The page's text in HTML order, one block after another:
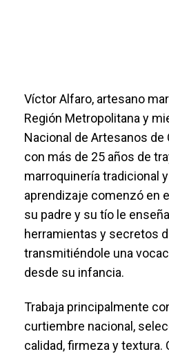
Víctor Alfaro, artesano
Región Metropolitana y
Nacional de Artesanos de
con más de 25 años de
marroquinería tradicional
aprendizaje comenzó en
su padre y su tío le
herramientas y secretos
transmitiéndole una
desde su infancia.
Trabaja principalmente
curtiembre nacional,
calidad, firmeza y textura.